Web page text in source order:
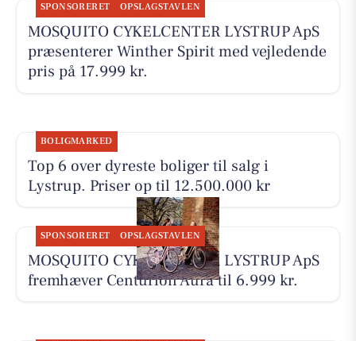
SPONSORERET OPSLAGSTAVLEN
MOSQUITO CYKELCENTER LYSTRUP ApS
præsenterer Winther Spirit med vejledende
pris på 17.999 kr.
BOLIGMARKED
Top 6 over dyreste boliger til salg i
Lystrup. Priser op til 12.500.000 kr
SPONSORERET OPSLAGSTAVLEN
MOSQUITO CYKELCENTER LYSTRUP ApS
fremhæver Centurion Aura til 6.999 kr.